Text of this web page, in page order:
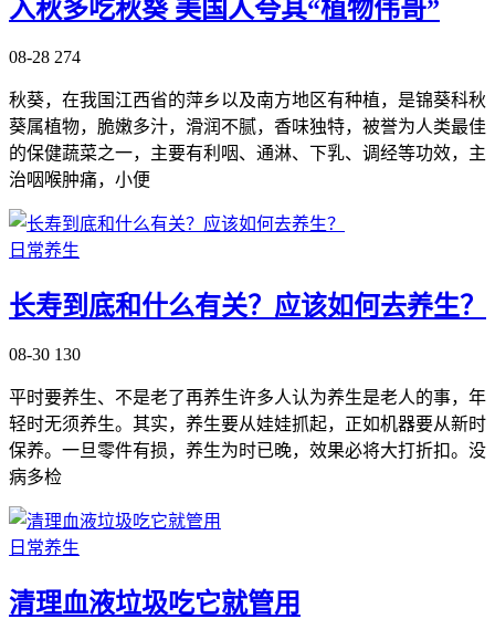
入秋多吃秋葵 美国人夸其“植物伟哥”
08-28 274
秋葵，在我国江西省的萍乡以及南方地区有种植，是锦葵科秋
葵属植物，脆嫩多汁，滑润不腻，香味独特，被誉为人类最佳
的保健蔬菜之一，主要有利咽、通淋、下乳、调经等功效，主
治咽喉肿痛，小便
日常养生
长寿到底和什么有关？应该如何去养生？
08-30 130
平时要养生、不是老了再养生许多人认为养生是老人的事，年
轻时无须养生。其实，养生要从娃娃抓起，正如机器要从新时
保养。一旦零件有损，养生为时已晚，效果必将大打折扣。没
病多检
日常养生
清理血液垃圾吃它就管用